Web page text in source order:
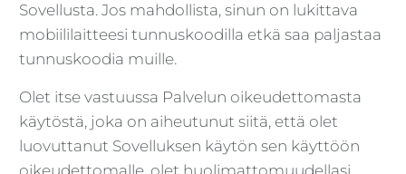
Sovellusta. Jos mahdollista, sinun on lukittava
mobiililaitteesi tunnuskoodilla etkä saa paljastaa
tunnuskoodia muille.
Olet itse vastuussa Palvelun oikeudettomasta
käytöstä, joka on aiheutunut siitä, että olet
luovuttanut Sovelluksen käytön sen käyttöön
oikeudettomalle, olet huolimattomuudellasi